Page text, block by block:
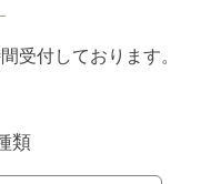
受付しております。
類